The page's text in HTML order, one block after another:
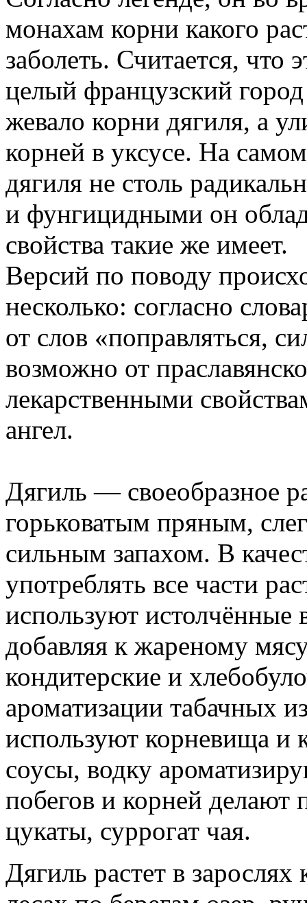
монахам корни какого
заболеть. Считается, что
целый французский
жевало корни дягиля, а
корней в уксусе. На
дягиля не столь
и фунгицидными он
свойства такие же имеет.
Версий по поводу
несколько: согласно
от слов «поправляться,
возможно от
лекарственными
ангел.
Дягиль — своеобразное
горьковатым пряным,
сильным запахом. В
употреблять все части
используют
добавляя к жареному
кондитерские и
ароматизации табачных
используют корневища и
соусы, водку
побегов и корней делают
цукаты, суррогат чая.
Дягиль растет в